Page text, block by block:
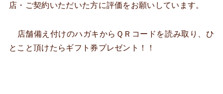
店・ご契約いただいた方に評価をお願いしています。
店舗備え付けのハガキからＱＲコードを読み取り、ひ
とこと頂けたらギフト券プレゼント！！